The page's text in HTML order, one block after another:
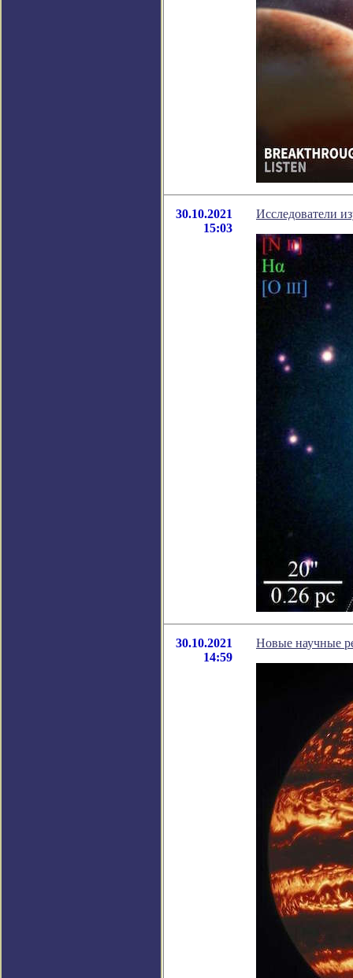
30.10.2021
15:03
Исследователи
30.10.2021
14:59
Новые научные